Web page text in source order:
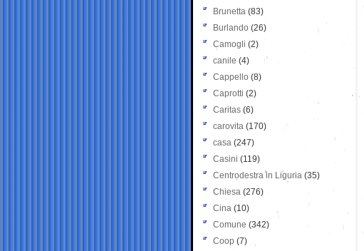
Brunetta (83)
Burlando (26)
Camogli (2)
canile (4)
Cappello (8)
Caprotti (2)
Caritas (6)
carovita (170)
casa (247)
Casini (119)
Centrodestra in Liguria (35)
Chiesa (276)
Cina (10)
Comune (342)
Coop (7)